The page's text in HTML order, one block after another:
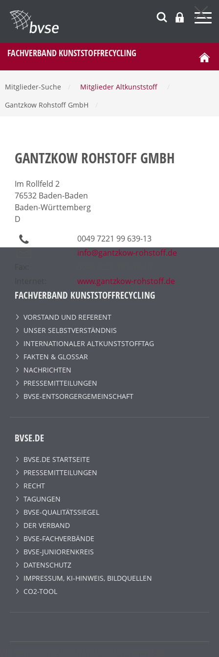
FACHVERBAND KUNSTSTOFFRECYCLING
Mitglieder-Suche Mitglieder Altkunststoff
Gantzkow Rohstoff GmbH
GANTZKOW ROHSTOFF GMBH
Im Rollfeld 2
76532 Baden-Baden
Baden-Württemberg
D
0049 7221 99 639-13
info@gantzkow-rohstoff.de
www.gantzkow-rohstoff.de
FACHVERBAND KUNSTSTOFFRECYCLING
VORSTAND UND REFERENT
UNSER SELBSTVERSTÄNDNIS
INTERNATIONALER ALTKUNSTSTOFFTAG
FAKTEN & GLOSSAR
NACHRICHTEN
PRESSEMITTEILUNGEN
BVSE-ENTSORGERGEMEINSCHAFT
BVSE.DE
BVSE.DE STARTSEITE
PRESSEMITTEILUNGEN
RECHT
TAGUNGEN
BVSE-QUALITÄTSSIEGEL
DER VERBAND
BVSE-FACHVERBÄNDE
BVSE-JUNIORENKREIS
DATENSCHUTZ
IMPRESSUM, KI-HINWEIS, BILDQUELLEN
CO2-TOOL